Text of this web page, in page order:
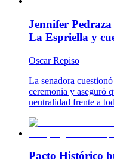
Jennifer Pedraza
La Espriella y
Oscar Repiso
La senadora
ceremonia y aseguró
neutralidad frente a
Pacto Histórico